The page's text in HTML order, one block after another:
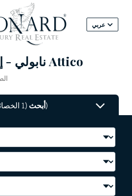
عربي
نابولي - إيطاليا للبيع في Attico
أبحث(1 الخصائص)